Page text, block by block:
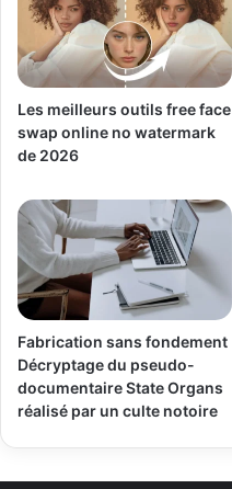
Les meilleurs outils free face
swap online no watermark
de 2026
Fabrication sans fondement
Décryptage du pseudo-
documentaire State Organs
réalisé par un culte notoire